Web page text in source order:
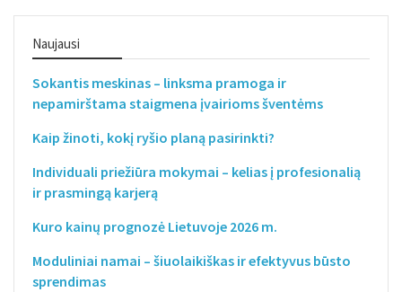
Naujausi
Sokantis meskinas – linksma pramoga ir
nepamirštama staigmena įvairioms šventėms
Kaip žinoti, kokį ryšio planą pasirinkti?
Individuali priežiūra mokymai – kelias į profesionalią
ir prasmingą karjerą
Kuro kainų prognozė Lietuvoje 2026 m.
Moduliniai namai – šiuolaikiškas ir efektyvus būsto
sprendimas